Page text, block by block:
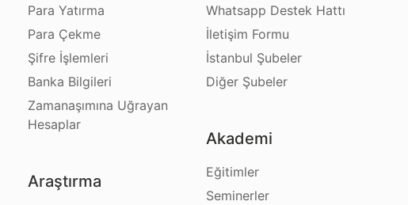
Para Yatırma
Para Çekme
Şifre İşlemleri
Banka Bilgileri
Zamanaşımına Uğrayan
Hesaplar
Araştırma
Whatsapp Destek Hattı
İletişim Formu
İstanbul Şubeler
Diğer Şubeler
Akademi
Eğitimler
Seminerler